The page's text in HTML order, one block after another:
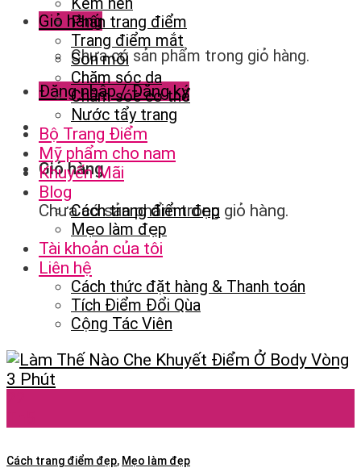
Giỏ hàng
Chưa có sản phẩm trong giỏ hàng.
Đăng nhập / Đăng ký
Giỏ hàng
Chưa có sản phẩm trong giỏ hàng.
Kem nền
Phấn trang điểm
Trang điểm mắt
Son môi
Chăm sóc da
Chăm sóc cơ thể
Nước tẩy trang
Bộ Trang Điểm
Mỹ phẩm cho nam
Khuyến Mãi
Blog
Cách trang điểm đẹp
Mẹo làm đẹp
Tài khoản của tôi
Liên hệ
Cách thức đặt hàng & Thanh toán
Tích Điểm Đổi Qùa
Cộng Tác Viên
Cách trang điểm đẹp, Mẹo làm đẹp